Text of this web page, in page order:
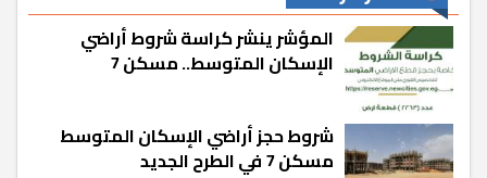
المؤشر ينشر كراسة شروط أراضي
الإسكان المتوسط.. مسكن 7
شروط حجز أراضي الإسكان المتوسط
مسكن 7 في الطرح الجديد